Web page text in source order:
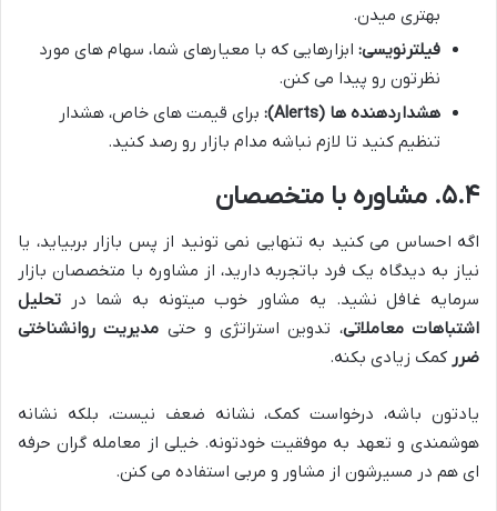
بهتری میدن.
فیلترنویسی: ابزارهایی که با معیارهای شما، سهام های مورد
نظرتون رو پیدا می کنن.
هشداردهنده ها (Alerts):
برای قیمت های خاص، هشدار
تنظیم کنید تا لازم نباشه مدام بازار رو رصد کنید.
۵.۴. مشاوره با متخصصان
اگه احساس می کنید به تنهایی نمی تونید از پس بازار بربیاید، یا
نیاز به دیدگاه یک فرد باتجربه دارید، از مشاوره با متخصصان بازار
سرمایه غافل نشید. یه مشاور خوب میتونه به شما در تحلیل
اشتباهات معاملاتی، تدوین استراتژی و حتی مدیریت روانشناختی
ضرر کمک زیادی بکنه.
یادتون باشه، درخواست کمک، نشانه ضعف نیست، بلکه نشانه
هوشمندی و تعهد به موفقیت خودتونه. خیلی از معامله گران حرفه
ای هم در مسیرشون از مشاور و مربی استفاده می کنن.